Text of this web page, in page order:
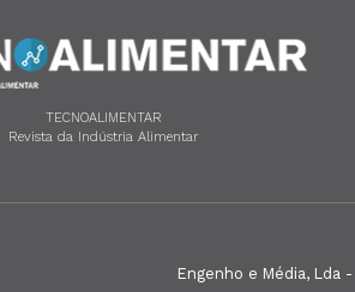
TECNOALIMENTAR
Revista da Indústria Alimentar
Engenho e Média, Lda